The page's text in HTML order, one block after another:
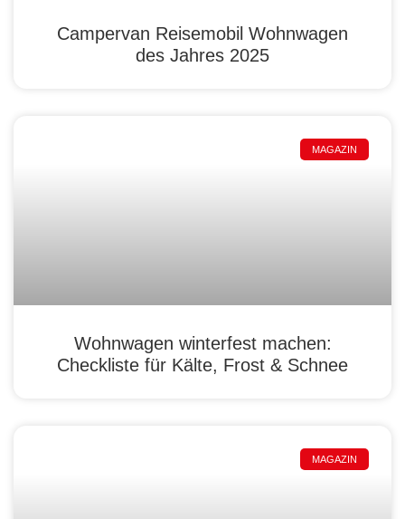
Campervan Reisemobil Wohnwagen
des Jahres 2025
MAGAZIN
Wohnwagen winterfest machen:
Checkliste für Kälte, Frost & Schnee
MAGAZIN